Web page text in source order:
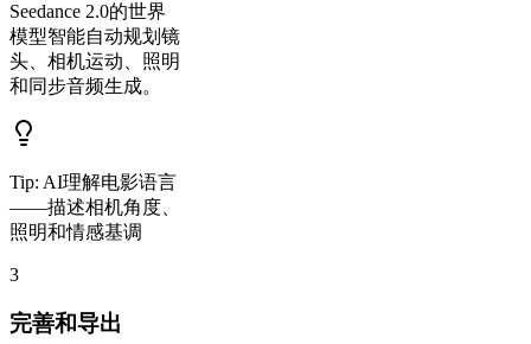
Seedance 2.0的世界
模型智能自动规划镜
头、相机运动、照明
和同步音频生成。
Tip: AI理解电影语言
——描述相机角度、
照明和情感基调
3
完善和导出